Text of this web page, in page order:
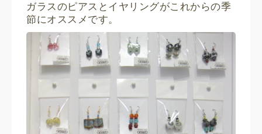
ガラスのピアスとイヤリングがこれからの季
節にオススメです。